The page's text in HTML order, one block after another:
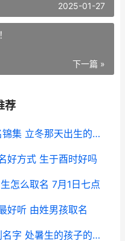
2025-01-27
下一篇 »
荐
立冬辰时出生的男生取名锦集 立冬那天出生的人命好吗
好方式 生于酉时好吗
怎么取名 7月1日七点
好听 由姓男孩取名
处暑中午出生的女孩吉利名字 处暑生的孩子的运势